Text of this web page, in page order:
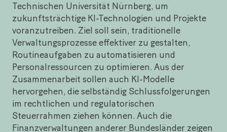
Technischen Universität Nürnberg, um
zukunftsträchtige KI-Technologien und Projekte
voranzutreiben. Ziel soll sein, traditionelle
Verwaltungsprozesse effektiver zu gestalten,
Routineaufgaben zu automatisieren und
Personalressourcen zu optimieren. Aus der
Zusammenarbeit sollen auch KI-Modelle
hervorgehen, die selbständig Schlussfolgerungen
im rechtlichen und regulatorischen
Steuerrahmen ziehen können. Auch die
Finanzverwaltungen anderer Bundesländer zeigen